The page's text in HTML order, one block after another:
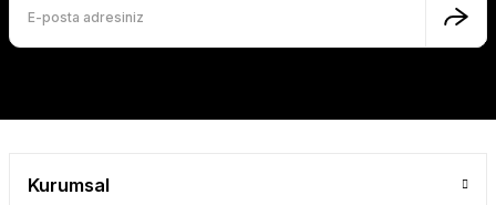
Bu ürüne benzer farklı alternatifler olmalı.
Kurumsal